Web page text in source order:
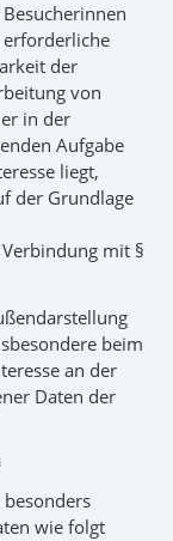
erforderliche
der
von
in der
Aufgabe
liegt,
der Grundlage
mit §
beim
an der
Daten der
wie folgt